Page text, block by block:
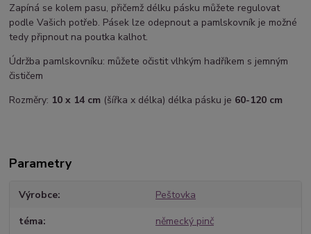
Zapíná se kolem pasu, přičemž délku pásku můžete regulovat
podle Vašich potřeb. Pásek lze odepnout a pamlskovník je možné
tedy připnout na poutka kalhot.
Údržba pamlskovníku: můžete očistit vlhkým hadříkem s jemným
čističem
Rozměry: 10 x 14 cm (šířka x délka) délka pásku je 60-120 cm
Parametry
Výrobce Peštovka
téma německý pinč